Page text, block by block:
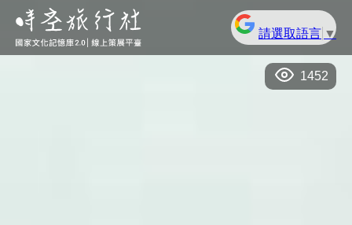
請選取語言 ▼
1452